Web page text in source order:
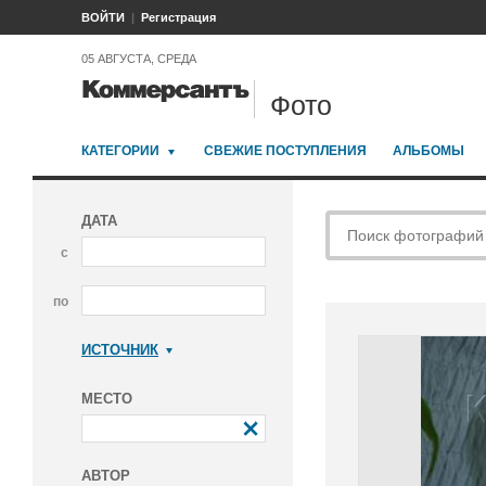
ВОЙТИ Регистрация
05 АВГУСТА, СРЕДА
Фото
КАТЕГОРИИ СВЕЖИЕ ПОСТУПЛЕНИЯ АЛЬБОМЫ
ДАТА
с
по
ИСТОЧНИК
МЕСТО
АВТОР